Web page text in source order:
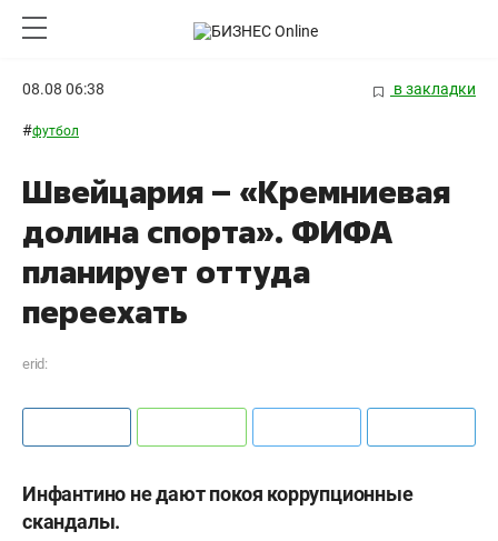
08.08 06:38 в закладки
#футбол
Швейцария – «Кремниевая
долина спорта». ФИФА
планирует оттуда
переехать
erid:
Инфантино не дают покоя коррупционные
скандалы.